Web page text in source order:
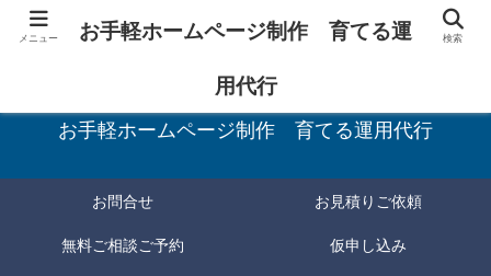
お手軽ホームページ制作 育てる運用代行
お問合せ
お見積りご依頼
無料ご相談ご予約
仮申し込み
メニュー
お手軽ホームページ制作 育てる運
用代行
検索